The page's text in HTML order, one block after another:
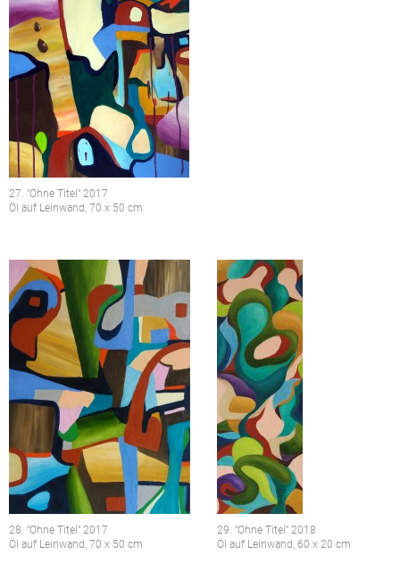
27. "Ohne Titel" 2017
Öl auf Leinwand, 70 x 50 cm
28. "Ohne Titel" 2017
Öl auf Leinwand, 70 x 50 cm
29. "Ohne Titel" 2018
Öl auf Leinwand, 60 x 20 cm